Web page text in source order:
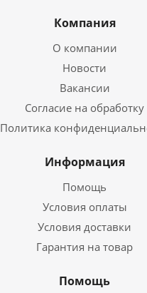
Компания
О компании
Новости
Вакансии
Согласие на обработку
Политика
Информация
Помощь
Условия оплаты
Условия доставки
Гарантия на товар
Помощь